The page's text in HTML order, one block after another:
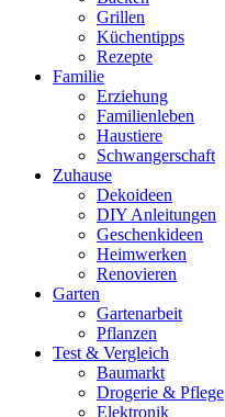
Grillen
Küchentipps
Rezepte
Familie
Erziehung
Familienleben
Haustiere
Schwangerschaft
Zuhause
Dekoideen
DIY Anleitungen
Geschenkideen
Heimwerken
Renovieren
Garten
Gartenarbeit
Pflanzen
Test & Vergleich
Baumarkt
Drogerie & Pflege
Elektronik